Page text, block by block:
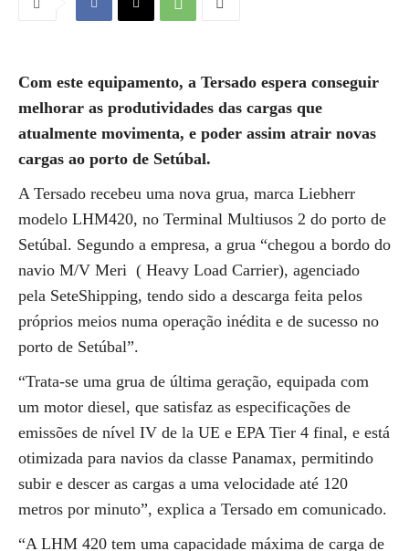
Com este equipamento, a Tersado espera conseguir
melhorar as produtividades das cargas que
atualmente movimenta, e poder assim atrair novas
cargas ao porto de Setúbal.
A Tersado recebeu uma nova grua, marca Liebherr
modelo LHM420, no Terminal Multiusos 2 do porto de
Setúbal. Segundo a empresa, a grua “chegou a bordo do
navio M/V Meri ( Heavy Load Carrier), agenciado
pela SeteShipping, tendo sido a descarga feita pelos
próprios meios numa operação inédita e de sucesso no
porto de Setúbal”.
“Trata-se uma grua de última geração, equipada com
um motor diesel, que satisfaz as especificações de
emissões de nível IV de la UE e EPA Tier 4 final, e está
otimizada para navios da classe Panamax, permitindo
subir e descer as cargas a uma velocidade até 120
metros por minuto”, explica a Tersado em comunicado.
“A LHM 420 tem uma capacidade máxima de carga de